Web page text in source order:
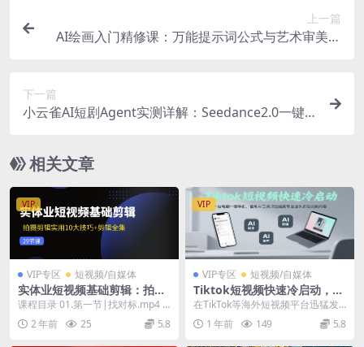
上一篇
AI绘画入门精修课：万能提示词公式与艺术审美认
下一篇
小云雀AI短剧Agent实测详解：Seedance2.0一键
相关文章
VIP
VIP专区 短视频/自媒体
实体业短视频基础剪辑：拍摄
剪辑实用10大技巧+剪辑全集
(29节
课程目录 01.第一节|找对标.mp4 0
2.第二节|快速提取对标音乐.mp4
... 2 年前 25 5.8
VIP
VIP专区 短视频/自媒体
Tiktok短视频快速冷启动，一
台电脑一部手机，借助AI工具
打造媲美专业团队的短视频内
容
在TikTok等海外短视频平台迅猛发
展的背景下，从0到1快速启动的账
号，已成为跨...
1 年前 149 5.8